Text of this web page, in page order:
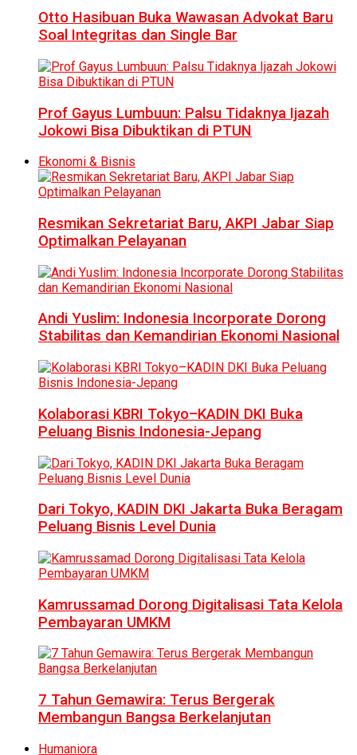
Otto Hasibuan Buka Wawasan Advokat Baru
Soal Integritas dan Single Bar
Prof Gayus Lumbuun: Palsu Tidaknya Ijazah
Jokowi Bisa Dibuktikan di PTUN
Ekonomi & Bisnis
Resmikan Sekretariat Baru, AKPI Jabar Siap
Optimalkan Pelayanan
Andi Yuslim: Indonesia Incorporate Dorong
Stabilitas dan Kemandirian Ekonomi Nasional
Kolaborasi KBRI Tokyo–KADIN DKI Buka
Peluang Bisnis Indonesia-Jepang
Dari Tokyo, KADIN DKI Jakarta Buka Beragam
Peluang Bisnis Level Dunia
Kamrussamad Dorong Digitalisasi Tata Kelola
Pembayaran UMKM
7 Tahun Gemawira: Terus Bergerak
Membangun Bangsa Berkelanjutan
Humaniora